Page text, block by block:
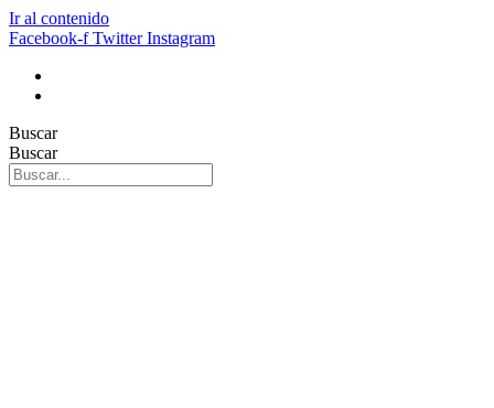
Ir al contenido
Facebook-f Twitter Instagram
Buscar
Buscar